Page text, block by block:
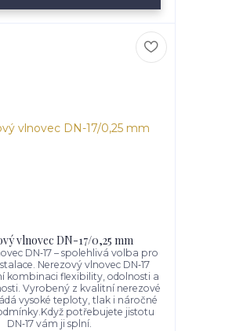
vlnovec DN-17/0,25 mm
DN‑17 – spolehlivá volba pro
Nerezový vlnovec DN‑17
kombinaci flexibility, odolnosti a
Vyrobený z kvalitní nerezové
vysoké teploty, tlak i náročné
potřebujete jistotu
DN‑17 vám ji splní.